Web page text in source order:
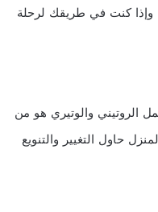
وإذا كنت في طريقك لرحلة
ليلا لمدة 12 ساعة، واكتشفوا أن العمل الروتيني والوتيري هو من
حاول التغيير والتنويع